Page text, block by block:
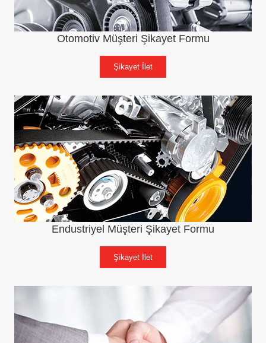
Otomotiv Müşteri Şikayet Formu
Şikayet İlet
Endustriyel Müşteri Şikayet Formu
Şikayet İlet